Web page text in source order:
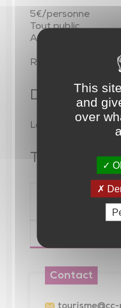
5€/personne
Tout public
A partir de 6 ans
Réservation
Date
Le 12 août 2026 de
Tarif
Contact
This
and
over